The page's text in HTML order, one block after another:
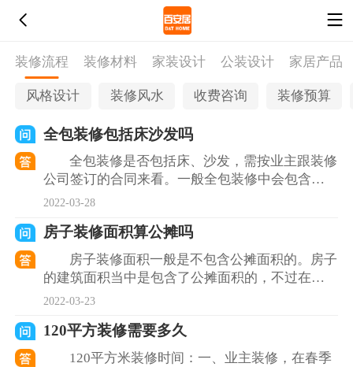
装修流程 装修材料 家装设计 公装设计 家居产品
风格设计 装修风水 收费咨询 装修预算
全包装修包括床沙发吗
全包装修是否包括床、沙发，需按业主跟装修
公司签订的合同来看。一般全包装修中会包含
床、沙发、衣柜等一些大型家具，而其他家具，
2022-03-28
房子装修面积算公摊吗
房子装修面积一般是不包含公摊面积的。房子
的建筑面积当中是包含了公摊面积的，不过在装
修的时候一般是不会将公摊面积算在当中，如果
2022-03-23
120平方装修需要多久
120平方米装修时间：一、业主装修，在春季